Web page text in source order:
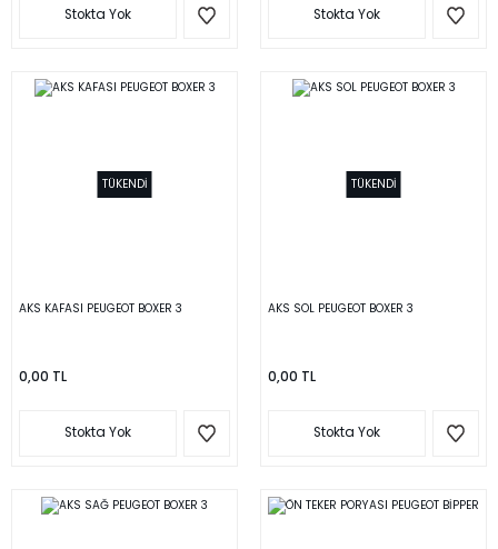
Stokta Yok Stokta Yok
TÜKENDİ
AKS KAFASI PEUGEOT BOXER 3
0,00 TL
Stokta Yok
TÜKENDİ
AKS SOL PEUGEOT BOXER 3
0,00 TL
Stokta Yok